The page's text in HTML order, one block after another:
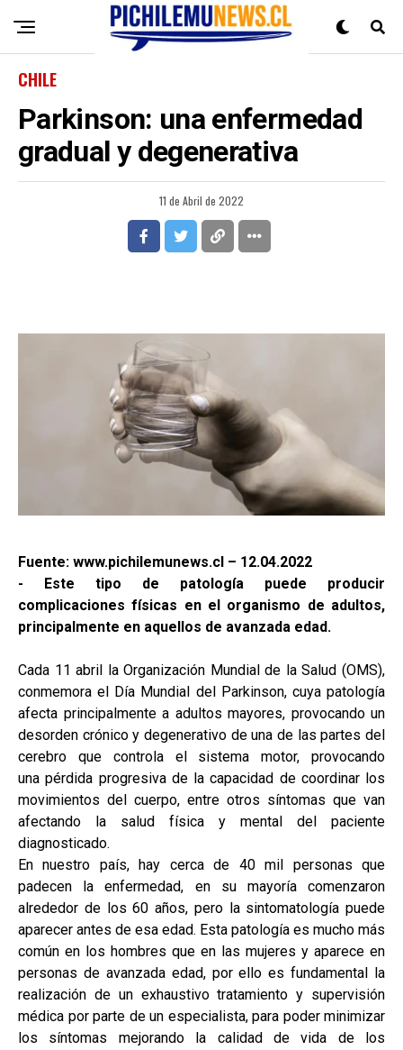
CHILE
Parkinson: una enfermedad
gradual y degenerativa
11 de Abril de 2022
Fuente: www.pichilemunews.cl – 12.04.2022
- Este tipo de patología puede producir
complicaciones físicas en el organismo de adultos,
principalmente en aquellos de avanzada edad.
Cada 11 abril la Organización Mundial de la Salud (OMS),
conmemora el Día Mundial del Parkinson, cuya patología
afecta principalmente a adultos mayores, provocando un
desorden crónico y degenerativo de una de las partes del
cerebro que controla el sistema motor, provocando
una pérdida progresiva de la capacidad de coordinar los
movimientos del cuerpo, entre otros síntomas que van
afectando la salud física y mental del paciente
diagnosticado.
En nuestro país, hay cerca de 40 mil personas que
padecen la enfermedad, en su mayoría comenzaron
alrededor de los 60 años, pero la sintomatología puede
aparecer antes de esa edad. Esta patología es mucho más
común en los hombres que en las mujeres y aparece en
personas de avanzada edad, por ello es fundamental la
realización de un exhaustivo tratamiento y supervisión
médica por parte de un especialista, para poder minimizar
los síntomas mejorando la calidad de vida de los